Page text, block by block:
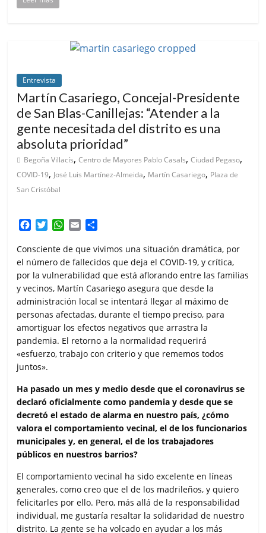
Entrevista
Martín Casariego, Concejal-Presidente
de San Blas-Canillejas: “Atender a la
gente necesitada del distrito es una
absoluta prioridad”
Begoña Villacís,Centro de Mayores Pablo Casals,Ciudad Pegaso,
COVID-19, José Luis Martínez-Almeida, Martín Casariego, Plaza de
San Cristóbal
F
c
e
b
o
o
k
T
i
t
t
e
r
W
a
t
s
A
p
p
E
a
i
l
m
p
a
r
t
i
r
Consciente de que vivimos una situación dramática, por
el número de fallecidos que deja el COVID-19, y crítica,
por la vulnerabilidad que está aflorando entre las familias
y vecinos, Martín Casariego asegura que desde la
administración local se intentará llegar al máximo de
personas afectadas, durante el tiempo preciso, para
amortiguar los efectos negativos que arrastra la
pandemia. El retorno a la normalidad requerirá
«esfuerzo, trabajo con criterio y que rememos todos
juntos».
Ha pasado un mes y medio desde que el coronavirus se
declaró oficialmente como pandemia y desde que se
decretó el estado de alarma en nuestro país, ¿cómo
valora el comportamiento vecinal, el de los funcionarios
municipales y, en general, el de los trabajadores
públicos en nuestros barrios?
El comportamiento vecinal ha sido excelente en líneas
generales, como creo que el de los madrileños, y quiero
felicitarles por ello. Pero, más allá de la responsabilidad
individual, me gustaría resaltar la solidaridad de nuestro
distrito. La gente se ha volcado en ayudar a los más